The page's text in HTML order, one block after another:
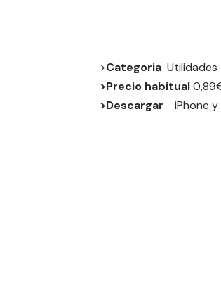
>Categoria Utilidades
>Precio habitual
>Descargar iPhone y